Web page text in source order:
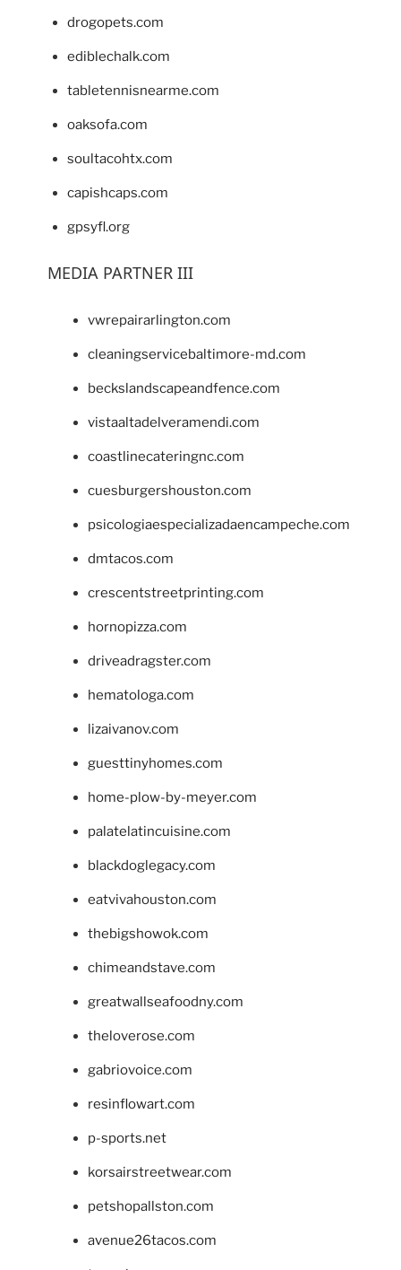
drogopets.com
ediblechalk.com
tabletennisnearme.com
oaksofa.com
soultacohtx.com
capishcaps.com
gpsyfl.org
MEDIA PARTNER III
vwrepairarlington.com
cleaningservicebaltimore-md.com
beckslandscapeandfence.com
vistaaltadelveramendi.com
coastlinecateringnc.com
cuesburgershouston.com
psicologiaespecializadaencampeche.com
dmtacos.com
crescentstreetprinting.com
hornopizza.com
driveadragster.com
hematologa.com
lizaivanov.com
guesttinyhomes.com
home-plow-by-meyer.com
palatelatincuisine.com
blackdoglegacy.com
eatvivahouston.com
thebigshowok.com
chimeandstave.com
greatwallseafoodny.com
theloverose.com
gabriovoice.com
resinflowart.com
p-sports.net
korsairstreetwear.com
petshopallston.com
avenue26tacos.com